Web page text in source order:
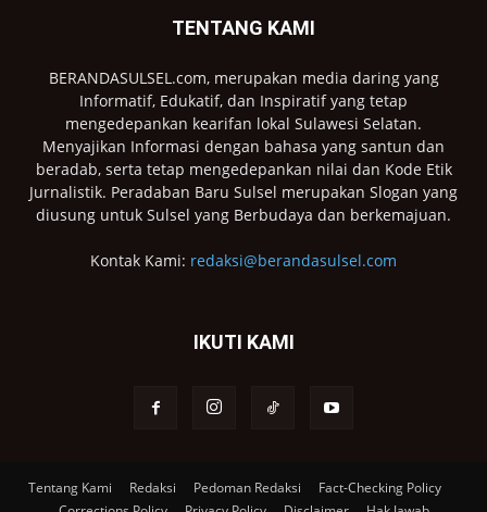
TENTANG KAMI
BERANDASULSEL.com, merupakan media daring yang
Informatif, Edukatif, dan Inspiratif yang tetap
mengedepankan kearifan lokal Sulawesi Selatan.
Menyajikan Informasi dengan bahasa yang santun dan
beradab, serta tetap mengedepankan nilai dan Kode Etik
Jurnalistik. Peradaban Baru Sulsel merupakan Slogan yang
diusung untuk Sulsel yang Berbudaya dan berkemajuan.
Kontak Kami: redaksi@berandasulsel.com
IKUTI KAMI
Tentang Kami Redaksi Pedoman Redaksi
Fact-Checking Policy